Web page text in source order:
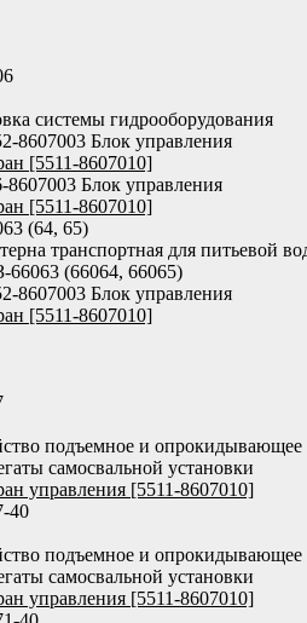
системы гидрооборудования
8607003 Блок управления
[5511-8607010]
8607003 Блок управления
[5511-8607010]
(64, 65)
транспортная для питьевой
(66064, 66065)
8607003 Блок управления
[5511-8607010]
подъемное и
самосвальной установки
управления [5511-8607010]
40
подъемное и
самосвальной установки
управления [5511-8607010]